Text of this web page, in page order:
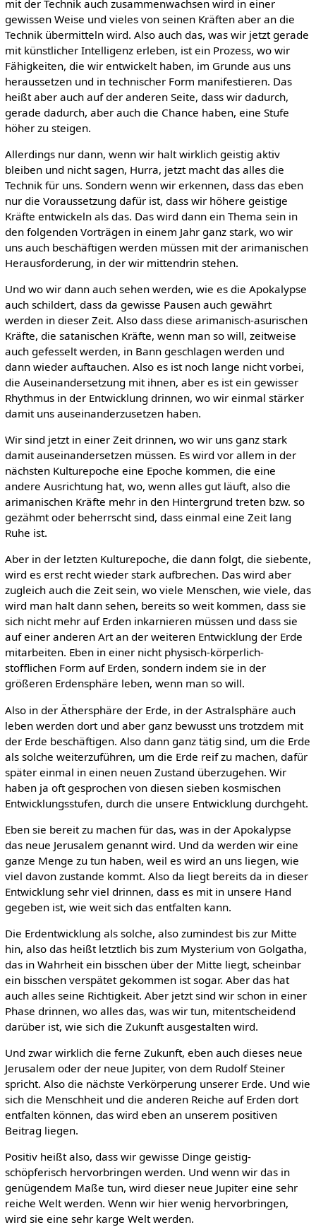
mit der Technik auch zusammenwachsen wird in einer
gewissen Weise und vieles von seinen Kräften aber an die
Technik übermitteln wird. Also auch das, was wir jetzt gerade
mit künstlicher Intelligenz erleben, ist ein Prozess, wo wir
Fähigkeiten, die wir entwickelt haben, im Grunde aus uns
heraussetzen und in technischer Form manifestieren. Das
heißt aber auch auf der anderen Seite, dass wir dadurch,
gerade dadurch, aber auch die Chance haben, eine Stufe
höher zu steigen.
Allerdings nur dann, wenn wir halt wirklich geistig aktiv
bleiben und nicht sagen, Hurra, jetzt macht das alles die
Technik für uns. Sondern wenn wir erkennen, dass das eben
nur die Voraussetzung dafür ist, dass wir höhere geistige
Kräfte entwickeln als das. Das wird dann ein Thema sein in
den folgenden Vorträgen in einem Jahr ganz stark, wo wir
uns auch beschäftigen werden müssen mit der arimanischen
Herausforderung, in der wir mittendrin stehen.
Und wo wir dann auch sehen werden, wie es die Apokalypse
auch schildert, dass da gewisse Pausen auch gewährt
werden in dieser Zeit. Also dass diese arimanisch-asurischen
Kräfte, die satanischen Kräfte, wenn man so will, zeitweise
auch gefesselt werden, in Bann geschlagen werden und
dann wieder auftauchen. Also es ist noch lange nicht vorbei,
die Auseinandersetzung mit ihnen, aber es ist ein gewisser
Rhythmus in der Entwicklung drinnen, wo wir einmal stärker
damit uns auseinanderzusetzen haben.
Wir sind jetzt in einer Zeit drinnen, wo wir uns ganz stark
damit auseinandersetzen müssen. Es wird vor allem in der
nächsten Kulturepoche eine Epoche kommen, die eine
andere Ausrichtung hat, wo, wenn alles gut läuft, also die
arimanischen Kräfte mehr in den Hintergrund treten bzw. so
gezähmt oder beherrscht sind, dass einmal eine Zeit lang
Ruhe ist.
Aber in der letzten Kulturepoche, die dann folgt, die siebente,
wird es erst recht wieder stark aufbrechen. Das wird aber
zugleich auch die Zeit sein, wo viele Menschen, wie viele, das
wird man halt dann sehen, bereits so weit kommen, dass sie
sich nicht mehr auf Erden inkarnieren müssen und dass sie
auf einer anderen Art an der weiteren Entwicklung der Erde
mitarbeiten. Eben in einer nicht physisch-körperlich-
stofflichen Form auf Erden, sondern indem sie in der
größeren Erdensphäre leben, wenn man so will.
Also in der Äthersphäre der Erde, in der Astralsphäre auch
leben werden dort und aber ganz bewusst uns trotzdem mit
der Erde beschäftigen. Also dann ganz tätig sind, um die Erde
als solche weiterzuführen, um die Erde reif zu machen, dafür
später einmal in einen neuen Zustand überzugehen. Wir
haben ja oft gesprochen von diesen sieben kosmischen
Entwicklungsstufen, durch die unsere Entwicklung durchgeht.
Eben sie bereit zu machen für das, was in der Apokalypse
das neue Jerusalem genannt wird. Und da werden wir eine
ganze Menge zu tun haben, weil es wird an uns liegen, wie
viel davon zustande kommt. Also da liegt bereits da in dieser
Entwicklung sehr viel drinnen, dass es mit in unsere Hand
gegeben ist, wie weit sich das entfalten kann.
Die Erdentwicklung als solche, also zumindest bis zur Mitte
hin, also das heißt letztlich bis zum Mysterium von Golgatha,
das in Wahrheit ein bisschen über der Mitte liegt, scheinbar
ein bisschen verspätet gekommen ist sogar. Aber das hat
auch alles seine Richtigkeit. Aber jetzt sind wir schon in einer
Phase drinnen, wo alles das, was wir tun, mitentscheidend
darüber ist, wie sich die Zukunft ausgestalten wird.
Und zwar wirklich die ferne Zukunft, eben auch dieses neue
Jerusalem oder der neue Jupiter, von dem Rudolf Steiner
spricht. Also die nächste Verkörperung unserer Erde. Und wie
sich die Menschheit und die anderen Reiche auf Erden dort
entfalten können, das wird eben an unserem positiven
Beitrag liegen.
Positiv heißt also, dass wir gewisse Dinge geistig-
schöpferisch hervorbringen werden. Und wenn wir das in
genügendem Maße tun, wird dieser neue Jupiter eine sehr
reiche Welt werden. Wenn wir hier wenig hervorbringen,
wird sie eine sehr karge Welt werden.